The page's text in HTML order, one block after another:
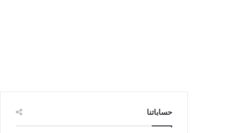
حساباتنا